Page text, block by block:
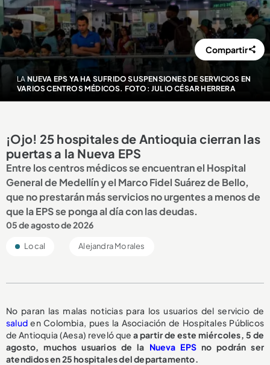
LA NUEVA EPS YA HA SUFRIDO SUSPENSIONES DE SERVICIOS EN
VARIOS CENTROS MÉDICOS. FOTO: JULIO CÉSAR HERRERA
Compartir
¡Ojo! 25 hospitales de Antioquia cierran las
puertas a la Nueva EPS
Entre los centros médicos se encuentran el Hospital
General de Medellín y el Marco Fidel Suárez de Bello,
que no prestarán más servicios no urgentes a menos de
que la EPS se ponga al día con las deudas.
05 de agosto de 2026
Local Alejandra Morales
No paran las malas noticias para los usuarios del servicio de
salud en Colombia, pues la Asociación de Hospitales Públicos
de Antioquia (Aesa) reveló quea partir de este miércoles, 5 de
agosto, muchos usuarios de la Nueva EPS no podrán ser
atendidos en 25 hospitales del departamento.